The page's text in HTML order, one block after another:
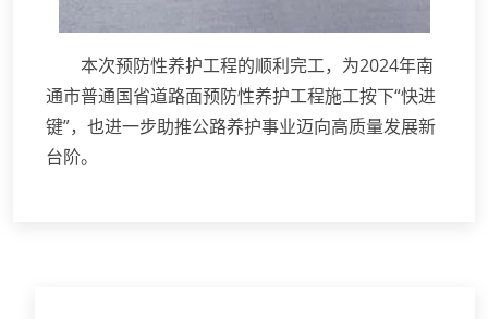
本次预防性养护工程的顺利完工，为2024年南
通市普通国省道路面预防性养护工程施工按下“快进
键”，也进一步助推公路养护事业迈向高质量发展新
台阶。